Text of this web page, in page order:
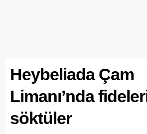
Heybeliada Çam
Limanı’nda
söktüler